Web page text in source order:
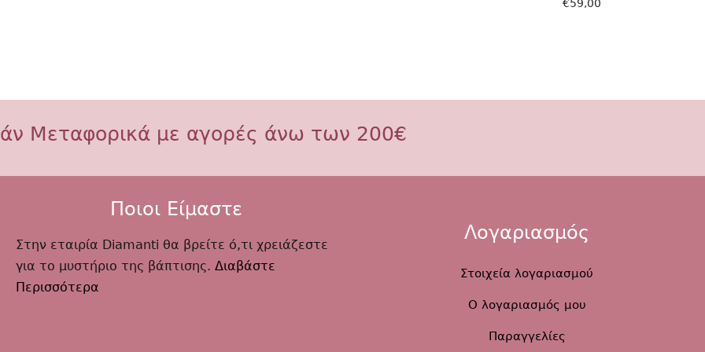
€59,00
Μεταφορικά με αγορές άνω των 200€
Ποιοι Είμαστε
Στην εταιρία Diamanti θα βρείτε ό,τι χρειάζεστε
για το μυστήριο της βάπτισης. Διαβάστε
Περισσότερα
Λογαριασμός
Στοιχεία λογαριασμού
Ο λογαριασμός μου
Παραγγελίες